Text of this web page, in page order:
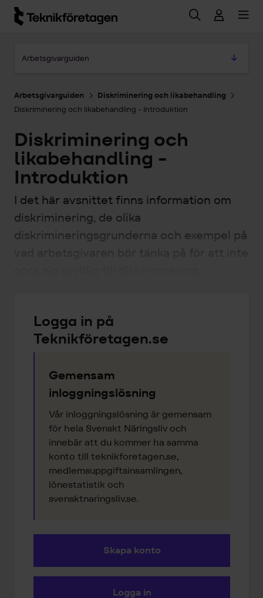
Hoppa till huvudinnehåll
Arbetsgivarguiden
Diskriminering och likabehandling
Diskriminering och likabehandling - Introduktion
Diskriminering och
likabehandling -
Introduktion
I det här avsnittet finns information om
diskriminering, de olika
diskrimineringsgrunderna och exempel på
Logga in på
Teknikföretagen.se
Gemensam
inloggningslösning
Vår inloggningslösning är gemensam
för hela Svenskt Näringsliv och
innebär att du kommer ha samma
konto till teknikforetagen.se,
medlemsuppgiftsinsamlingen,
lönestatistik och
svensktnaringsliv.se.
Skapa konto
Logga in
Arbetsgivarguiden